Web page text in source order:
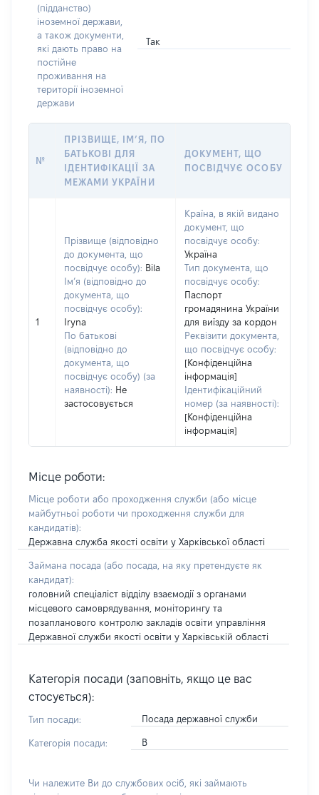
(підданство)
іноземної держави,
а також документи,
які дають право на
постійне
проживання на
території іноземної
держави
Так
№
ПРІЗВИЩЕ, ІМ’Я, ПО
БАТЬКОВІ ДЛЯ
ІДЕНТИФІКАЦІЇ ЗА
МЕЖАМИ УКРАЇНИ
ДОКУМЕНТ, ЩО
ПОСВІДЧУЄ ОСОБУ
1
Прізвище (відповідно
до документа, що
посвідчує особу): Bila
Ім’я (відповідно до
документа, що
посвідчує особу):
Iryna
По батькові
(відповідно до
документа, що
посвідчує особу) (за
наявності): Не
застосовується
Країна, в якій видано
документ, що
посвідчує особу:
Україна
Тип документа, що
посвідчує особу:
Паспорт
громадянина України
для виїзду за кордон
Реквізити документа,
що посвідчує особу:
[Конфіденційна
інформація]
Ідентифікаційний
номер (за наявності):
[Конфіденційна
інформація]
Місце роботи:
Місце роботи або проходження служби (або місце
майбутньої роботи чи проходження служби для
кандидатів):
Державна служба якості освіти у Харківської області
Займана посада (або посада, на яку претендуєте як
кандидат):
головний спеціаліст відділу взаємодії з органами
місцевого самоврядування, моніторингу та
позапланового контролю закладів освіти управління
Державної служби якості освіти у Харківській області
Категорія посади (заповніть, якщо це вас
стосується):
Тип посади: Посада державної служби
Категорія посади: В
Чи належите Ви до службових осіб, які займають